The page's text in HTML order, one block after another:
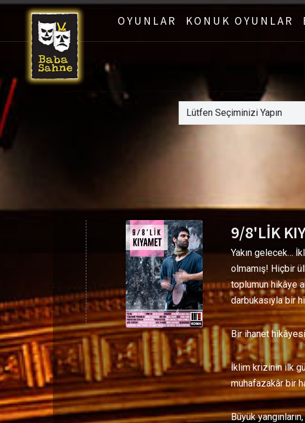
OYUNLAR KONUK OYUNLAR
9/8'LİK
Yakın gelecek…
olmamış! Hiçbir
toplumun hikâye
darbukasıyla bir
Bir ihanet
İklim krizinin ilk
muhafazakâr bir
Büyük